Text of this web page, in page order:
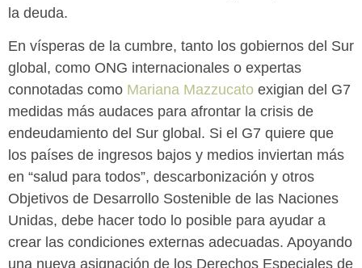
la deuda.
En vísperas de la cumbre, tanto los gobiernos del Sur
global, como ONG internacionales o expertas
connotadas como Mariana Mazzucato exigian del G7
medidas más audaces para afrontar la crisis de
endeudamiento del Sur global. Si el G7 quiere que
los países de ingresos bajos y medios inviertan más
en “salud para todos”, descarbonización y otros
Objetivos de Desarrollo Sostenible de las Naciones
Unidas, debe hacer todo lo posible para ayudar a
crear las condiciones externas adecuadas. Apoyando
una nueva asignación de los Derechos Especiales de